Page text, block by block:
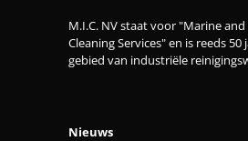
M.I.C. NV staat voor "Marine
Cleaning Services" en is reeds
gebied van industriële
Nieuws